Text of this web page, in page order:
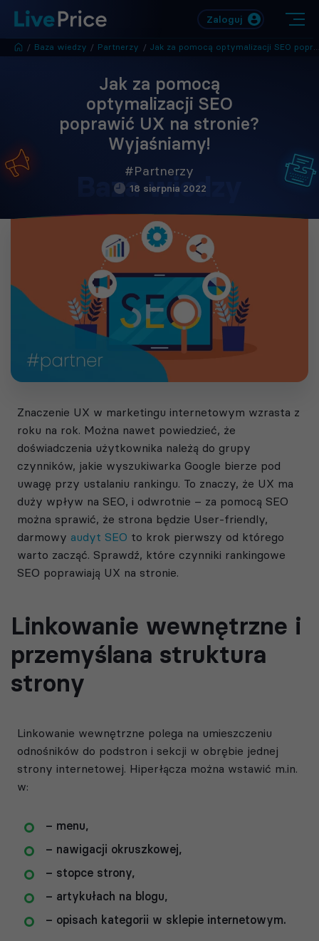
Zaloguj
/ Baza wiedzy / Partnerzy / Jak za pomocą optymalizacji SEO poprawić UX na stronie? Wyjaśniamy!
Jak za pomocą
optymalizacji SEO
poprawić UX na stronie?
Wyjaśniamy!
#Partnerzy
18 sierpnia 2022
Baza wiedzy
Znaczenie UX w marketingu internetowym wzrasta z
roku na rok. Można nawet powiedzieć, że
doświadczenia użytkownika należą do grupy
czynników, jakie wyszukiwarka Google bierze pod
uwagę przy ustalaniu rankingu. To znaczy, że UX ma
duży wpływ na SEO, i odwrotnie – za pomocą SEO
można sprawić, że strona będzie User-friendly,
darmowy audyt SEO to krok pierwszy od którego
warto zacząć. Sprawdź, które czynniki rankingowe
SEO poprawiają UX na stronie.
Linkowanie wewnętrzne i
przemyślana struktura
strony
Linkowanie wewnętrzne polega na umieszczeniu
odnośników do podstron i sekcji w obrębie jednej
strony internetowej. Hiperłącza można wstawić m.in.
w:
– menu,
– nawigacji okruszkowej,
– stopce strony,
– artykułach na blogu,
– opisach kategorii w sklepie internetowym.